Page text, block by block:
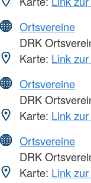
Ortsvereine
DRK
Karte: Link
Ortsvereine
DRK
Karte: Link
Ortsvereine
DRK
Karte: Link